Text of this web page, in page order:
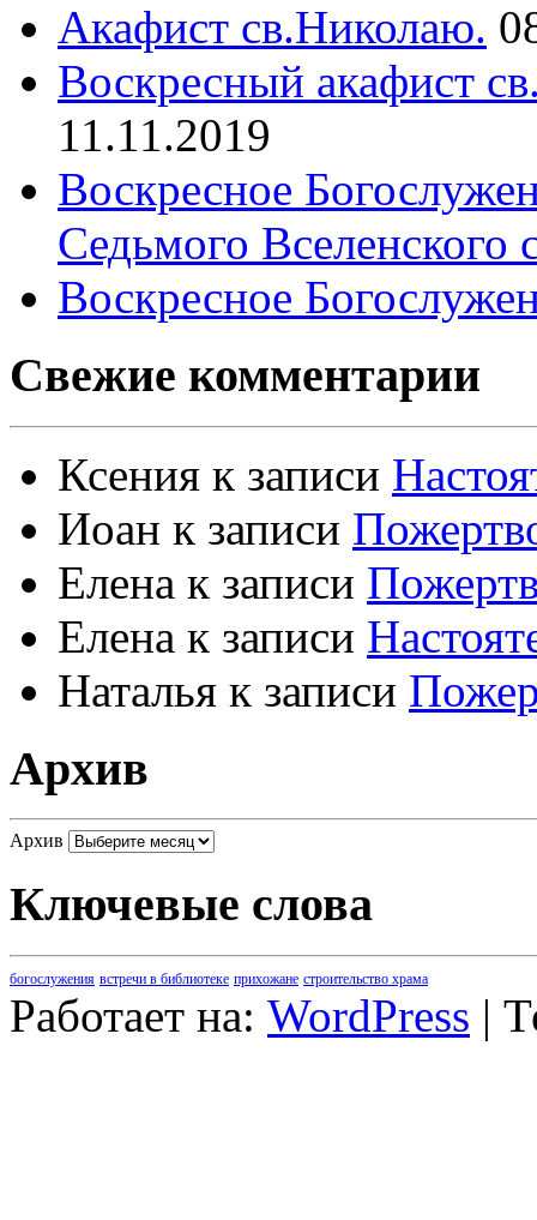
Акафист св.Николаю.
Воскресный акафист
11.11.2019
Воскресное
Седьмого Вселенского
Воскресное
Свежие комментарии
Ксения к записи
Иоан к записи
Елена к записи
Елена к записи
Наталья к записи
Архив
Архив
Ключевые слова
богослужения встречи в библиотеке прихожане строительство храма
Работает на: WordPress |